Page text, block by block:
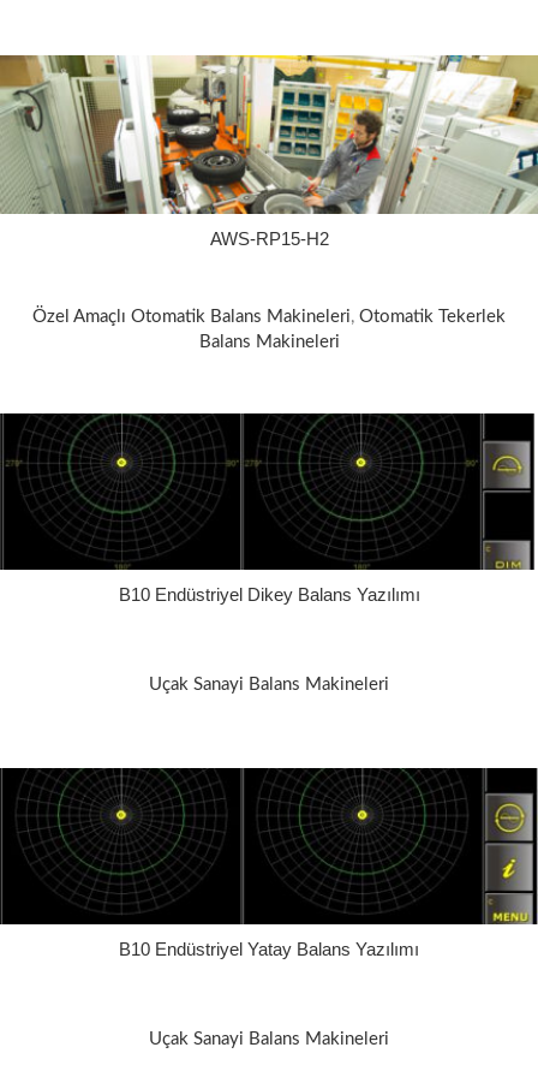
AWS-RP15-H2
Özel Amaçlı Otomatik Balans Makineleri, Otomatik Tekerlek
Balans Makineleri
B10 Endüstriyel Dikey Balans Yazılımı
Uçak Sanayi Balans Makineleri
B10 Endüstriyel Yatay Balans Yazılımı
Uçak Sanayi Balans Makineleri